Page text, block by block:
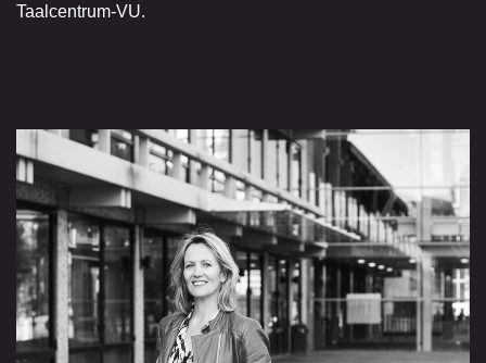
Taalcentrum-VU.